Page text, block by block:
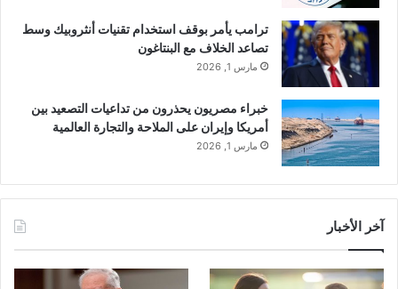
ترامب يأمر بوقف استخدام تقنيات أنثروبيك وسط
تصاعد الخلاف مع البنتاغون
مارس 1, 2026
خبراء مصريون يحذرون من تداعيات التصعيد بين
أمريكا وإيران على الملاحة والتجارة العالمية
مارس 1, 2026
آخر الأخبار